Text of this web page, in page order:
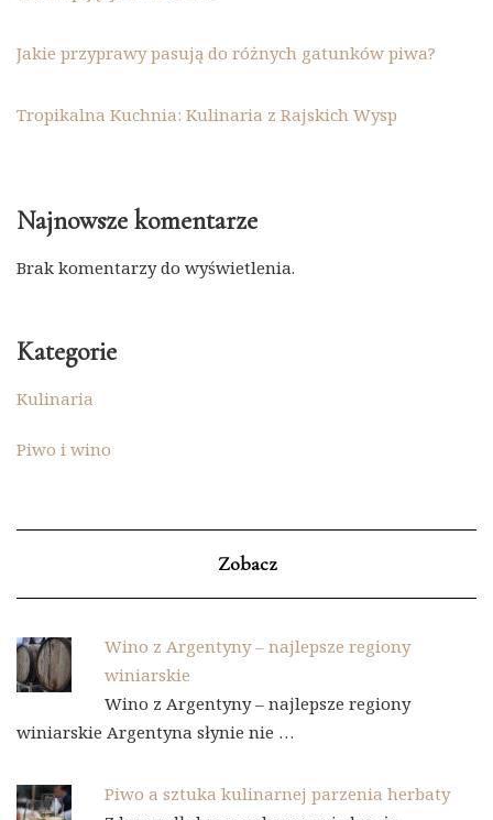
Jakie przyprawy pasują do różnych gatunków piwa?
Tropikalna Kuchnia: Kulinaria z Rajskich Wysp
Najnowsze komentarze
Brak komentarzy do wyświetlenia.
Kategorie
Kulinaria
Piwo i wino
Zobacz
Wino z Argentyny – najlepsze regiony
winiarskie
Wino z Argentyny – najlepsze regiony
winiarskie Argentyna słynie nie …
Piwo a sztuka kulinarnej parzenia herbaty